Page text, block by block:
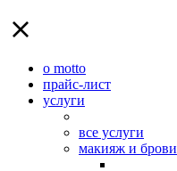
о motto
прайс-лист
услуги
все услуги
макияж и брови